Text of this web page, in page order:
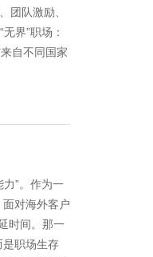
团队激励、
界”职场：
自不同国家
”。作为一
对海外客户
时间。那一
职场生存